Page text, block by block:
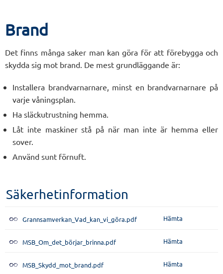
Brand
Det finns många saker man kan göra för att förebygga och
skydda sig mot brand. De mest grundläggande är:
Installera brandvarnarnare, minst en brandvarnarnare på
varje våningsplan.
Ha släckutrustning hemma.
Låt inte maskiner stå på när man inte är hemma eller
sover.
Använd sunt förnuft.
Säkerhetinformation
Grannsamverkan_Vad_kan_vi_göra.pdf Hämta
MSB_Om_det_börjar_brinna.pdf Hämta
MSB_Skydd_mot_brand.pdf Hämta